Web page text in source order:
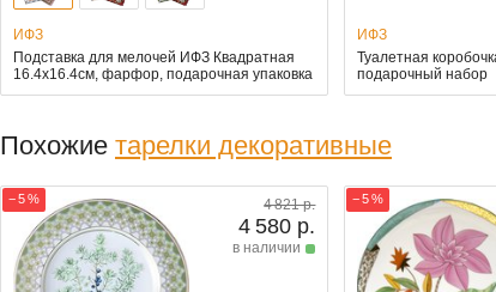
ИФЗ
Подставка для мелочей ИФЗ Квадратная
16.4x16.4см, фарфор, подарочная упаковка
ИФЗ
Туалетная
подарочный набор
Похожие тарелки декоративные
− 5 % 4 821 р.
4 580 р.
в наличии
− 5 %